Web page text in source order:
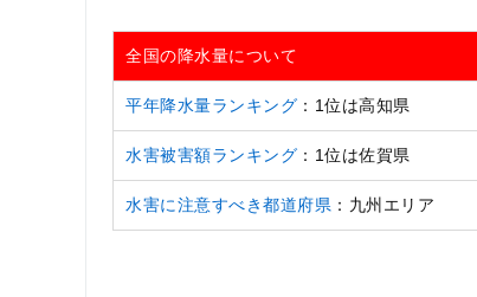
全国の降水量について
平年降水量ランキング ：1位は高知県
水害被害額ランキング ：1位は佐賀県
水害に注意すべき都道府県 ：九州エリア